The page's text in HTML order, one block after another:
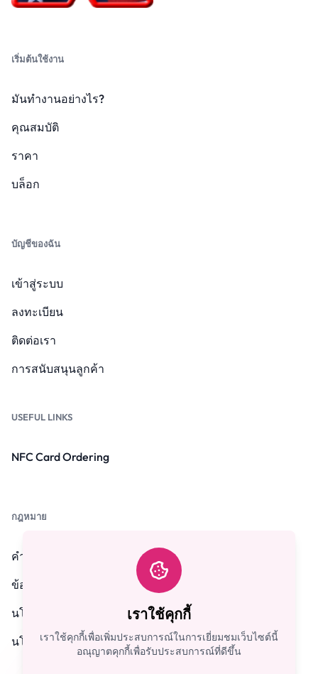
เราใช้คุกกี้
เราใช้คุกกี้เพื่อเพิ่มประสบการณ์ในการเยี่ยมชมเว็บไซต์นี้
อณุญาตคุกกี้เพื่อรับประสบการณ์ที่ดีขึ้น
เริ่มต้นใช้งาน
มันทำงานอย่างไร?
คุณสมบัติ
ราคา
บล็อก
บัญชีของฉัน
เข้าสู่ระบบ
ลงทะเบียน
ติดต่อเรา
การสนับสนุนลูกค้า
USEFUL LINKS
NFC Card Ordering
กฎหมาย
คำถามที่พบบ่อย
ข้อกำหนดและเงื่อนไข
นโยบายความเป็นส่วนตัว
นโยบายการคืนเงิน